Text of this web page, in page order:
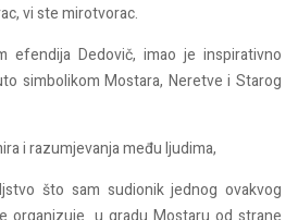
vi ste mirotvorac.
efendija Dedovič, imao je inspirativno
simbolikom Mostara, Neretve i Starog
i razumjevanja među ljudima,
što sam sudionik jednog ovakvog